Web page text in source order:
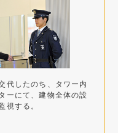
代したのち、タワー内
ーにて、建物全体の設
視する。